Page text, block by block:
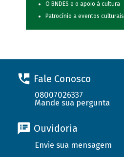
O BNDES e o apoio à cultura
Patrocínio a eventos culturais
Fale Conosco
08007026337
Mande sua pergunta
Ouvidoria
Envie sua mensagem